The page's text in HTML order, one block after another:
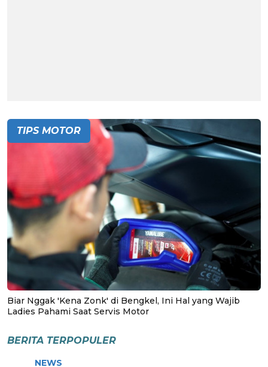
TIPS MOTOR
Biar Nggak 'Kena Zonk' di Bengkel, Ini Hal yang Wajib
Ladies Pahami Saat Servis Motor
BERITA TERPOPULER
NEWS